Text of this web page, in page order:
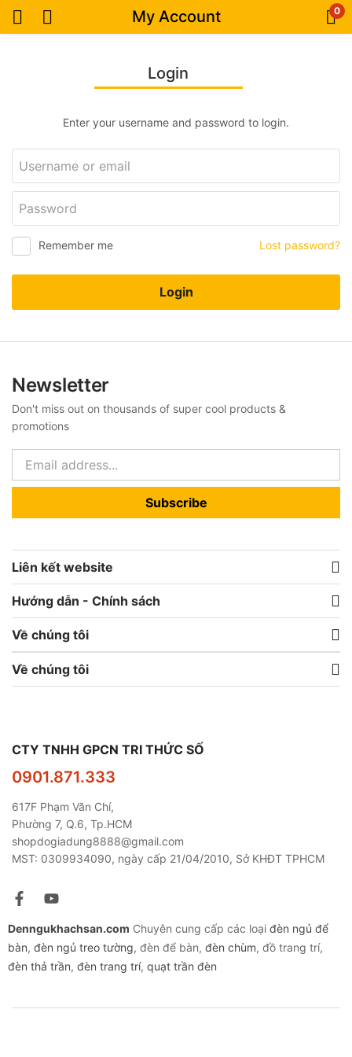
My Account 0
Login
Enter your username and password to login.
Remember me Lost password?
Login
Newsletter
Don't miss out on thousands of super cool products &
promotions
Subscribe
Liên kết website
Hướng dẫn - Chính sách
Về chúng tôi
Về chúng tôi
CTY TNHH GPCN TRI THỨC SỐ
0901.871.333
617F Phạm Văn Chí,
Phường 7, Q.6, Tp.HCM
shopdogiadung8888@gmail.com
MST: 0309934090, ngày cấp 21/04/2010, Sở KHĐT TPHCM
Denngukhachsan.com Chuyên cung cấp các loại đèn ngủ để
bàn, đèn ngủ treo tường, đèn để bàn, đèn chùm, đồ trang trí,
đèn thả trần, đèn trang trí, quạt trần đèn